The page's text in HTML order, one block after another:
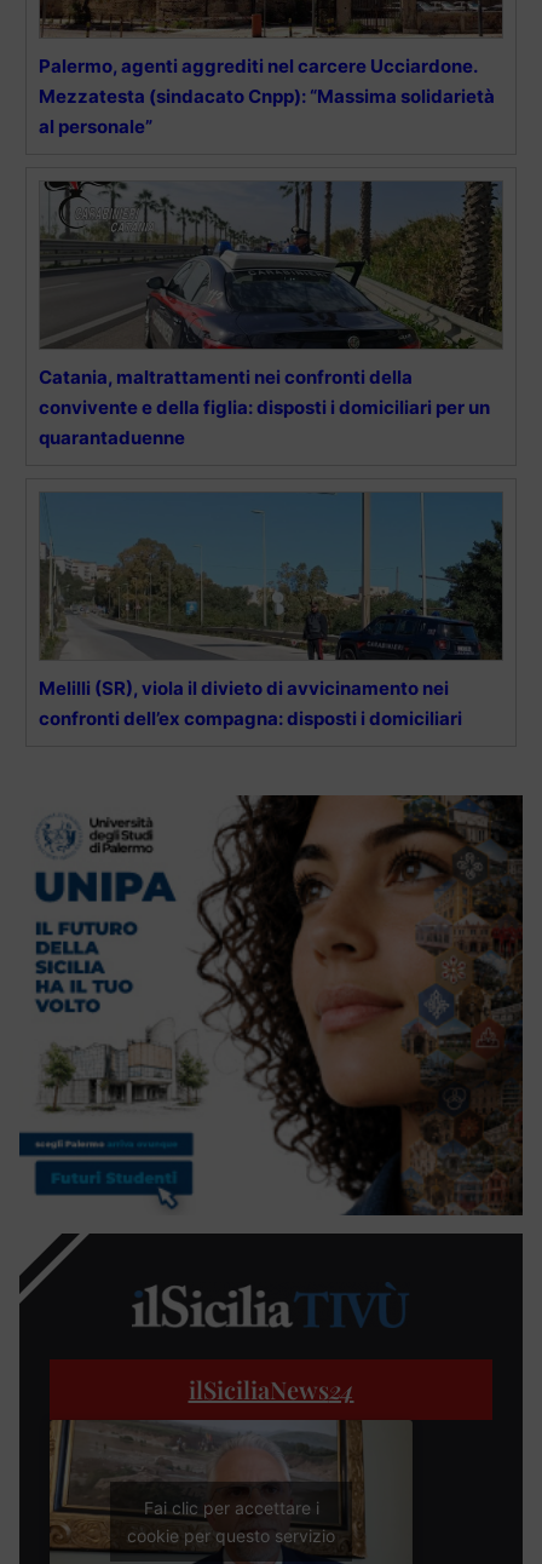
Palermo, agenti aggrediti nel carcere Ucciardone.
Mezzatesta (sindacato Cnpp): “Massima solidarietà
al personale”
Catania, maltrattamenti nei confronti della
convivente e della figlia: disposti i domiciliari per un
quarantaduenne
Melilli (SR), viola il divieto di avvicinamento nei
confronti dell’ex compagna: disposti i domiciliari
ilSiciliaNews24
Fai clic per accettare i
cookie per questo servizio